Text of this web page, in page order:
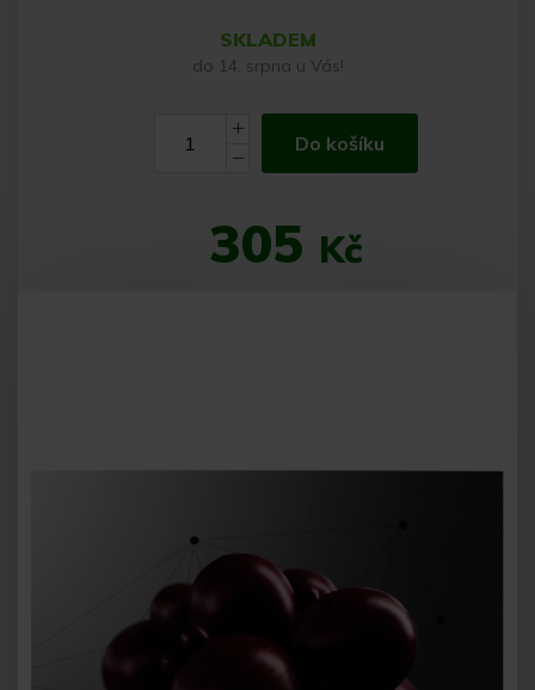
SKLADEM
do 14. srpna u Vás!
Do košíku
305 Kč